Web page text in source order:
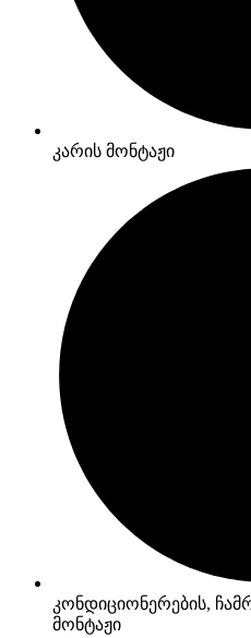
კარის მონტაჟი
კონდიციონერების,
მონტაჟი